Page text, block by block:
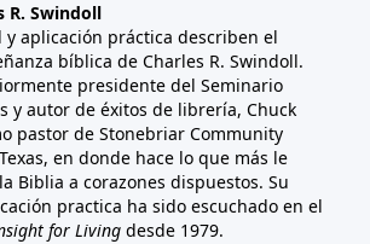
R. Swindoll
y aplicación práctica describen el
bíblica de Charles R. Swindoll.
presidente del Seminario
y autor de éxitos de librería, Chuck
pastor de Stonebriar Community
en donde hace lo que más le
Biblia a corazones dispuestos. Su
practica ha sido escuchado en el
for Living desde 1979.